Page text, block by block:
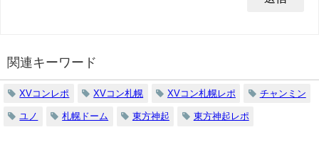
関連キーワード
XVコンレポ XVコン札幌 XVコン札幌レポ チャンミン
ユノ 札幌ドーム 東方神起 東方神起レポ